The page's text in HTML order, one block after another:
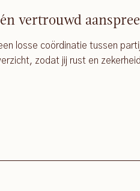
vertrouwd
losse coördinatie tussen
zodat jij rust en